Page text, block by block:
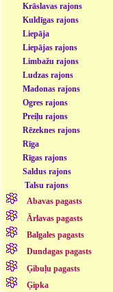
Krāslavas rajons
Kuldīgas rajons
Liepāja
Liepājas rajons
Limbažu rajons
Ludzas rajons
Madonas rajons
Ogres rajons
Preiļu rajons
Rēzeknes rajons
Rīga
Rīgas rajons
Saldus rajons
Talsu rajons
Abavas pagasts
Ārlavas pagasts
Balgales pagasts
Dundagas pagasts
Ģibuļu pagasts
Ģipka